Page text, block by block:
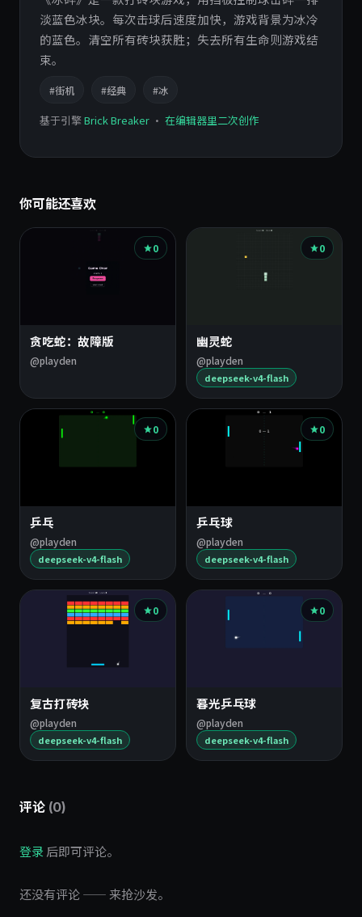
淡蓝色冰块。每次击球后速度加快，游戏背景为冰冷
的蓝色。清空所有砖块获胜；失去所有生命则游戏结
束。
#街机 #经典 #冰
基于引擎Brick Breaker · 在编辑器里二次创作
你可能还喜欢
0
贪吃蛇：故障版
@playden
0
幽灵蛇
@playden
deepseek-v4-flash
0
乒乓
@playden
deepseek-v4-flash
0
乒乓球
@playden
deepseek-v4-flash
0
复古打砖块
@playden
deepseek-v4-flash
0
暮光乒乓球
@playden
deepseek-v4-flash
评论 (0)
登录 后即可评论。
还没有评论 —— 来抢沙发。